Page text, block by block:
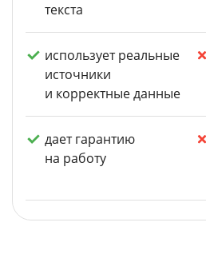
текста
использует реальные
источники
и корректные данные
дает гарантию
на работу